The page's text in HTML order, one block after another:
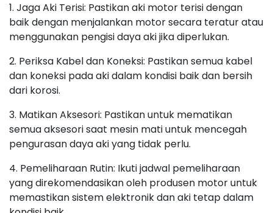
1. Jaga Aki Terisi: Pastikan aki motor terisi dengan
baik dengan menjalankan motor secara teratur atau
menggunakan pengisi daya aki jika diperlukan.
2. Periksa Kabel dan Koneksi: Pastikan semua kabel
dan koneksi pada aki dalam kondisi baik dan bersih
dari korosi.
3. Matikan Aksesori: Pastikan untuk mematikan
semua aksesori saat mesin mati untuk mencegah
pengurasan daya aki yang tidak perlu.
4. Pemeliharaan Rutin: Ikuti jadwal pemeliharaan
yang direkomendasikan oleh produsen motor untuk
memastikan sistem elektronik dan aki tetap dalam